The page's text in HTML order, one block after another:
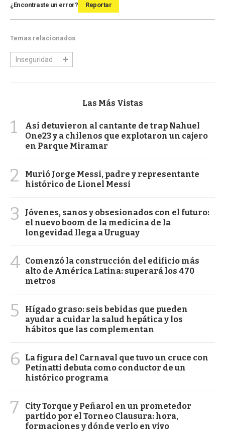
¿Encontraste un error? Reportar
Temas relacionados
Inseguridad
Las Más Vistas
1
Así detuvieron al cantante de trap Nahuel
One23 y a chilenos que explotaron un cajero
en Parque Miramar
2
Murió Jorge Messi, padre y representante
histórico de Lionel Messi
3
Jóvenes, sanos y obsesionados con el futuro:
el nuevo boom de la medicina de la
longevidad llega a Uruguay
4 Comenzó la construcción del edificio más
alto de América Latina: superará los 470
metros
5
Hígado graso: seis bebidas que pueden
ayudar a cuidar la salud hepática y los
hábitos que las complementan
6
La figura del Carnaval que tuvo un cruce con
Petinatti debuta como conductor de un
histórico programa
7
City Torque y Peñarol en un prometedor
partido por el Torneo Clausura: hora,
formaciones y dónde verlo en vivo